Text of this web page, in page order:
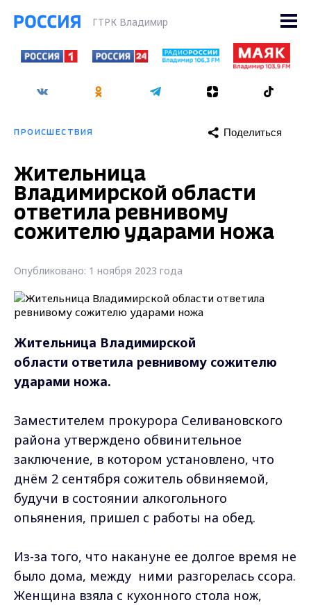
ГТРК Владимир
ПРОИСШЕСТВИЯ Поделиться
Жительница
Владимирской области
ответила ревнивому
сожителю ударами ножа
Опубликовано: 1 ноября 2023 года
Жительница Владимирской
области ответила ревнивому сожителю
ударами ножа.
Заместителем прокурора Селивановского
района утверждено обвинительное
заключение, в котором установлено, что
днём 2 сентября сожитель обвиняемой,
будучи в состоянии алкогольного
опьянения, пришел с работы на обед.
Из-за того, что накануне ее долгое время не
было дома, между ними разгорелась ссора.
Женщина взяла с кухонного стола нож,